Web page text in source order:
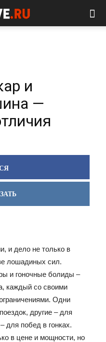
и
—
и дело не только в
лошадиных сил.
и гоночные болиды –
каждый со своими
Одни
другие – для
для побед в гонках.
в цене и мощности, но